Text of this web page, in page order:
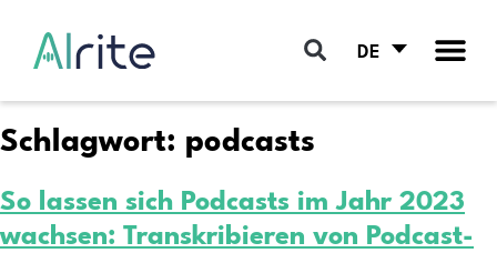
DE
Schlagwort: podcasts
So lassen sich Podcasts im Jahr 2023
wachsen: Transkribieren von Podcast-